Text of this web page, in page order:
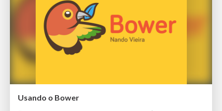
Usando o Bower